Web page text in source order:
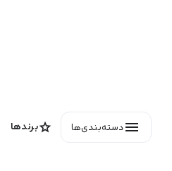
menuدسته‌بندی‌ها starبرندها